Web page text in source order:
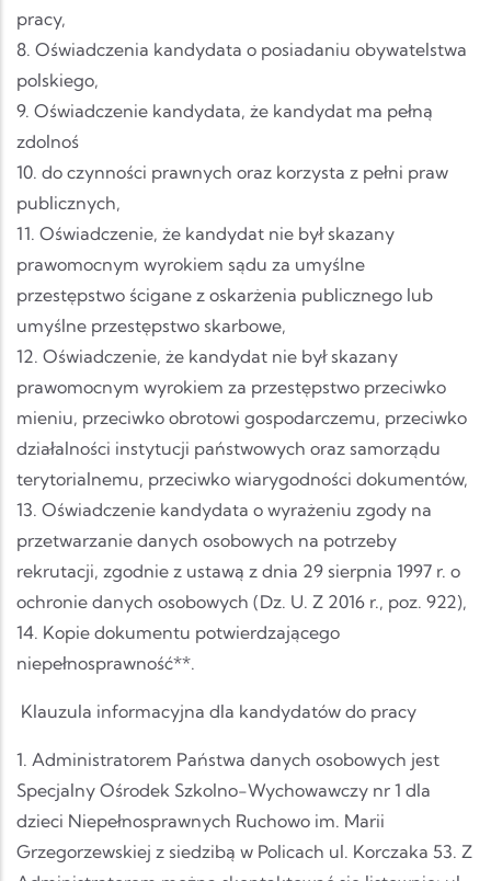
pracy,
8. Oświadczenia kandydata o posiadaniu obywatelstwa
polskiego,
9. Oświadczenie kandydata, że kandydat ma pełną
zdolnoś
10. do czynności prawnych oraz korzysta z pełni praw
publicznych,
11. Oświadczenie, że kandydat nie był skazany
prawomocnym wyrokiem sądu za umyślne
przestępstwo ścigane z oskarżenia publicznego lub
umyślne przestępstwo skarbowe,
12. Oświadczenie, że kandydat nie był skazany
prawomocnym wyrokiem za przestępstwo przeciwko
mieniu, przeciwko obrotowi gospodarczemu, przeciwko
działalności instytucji państwowych oraz samorządu
terytorialnemu, przeciwko wiarygodności dokumentów,
13. Oświadczenie kandydata o wyrażeniu zgody na
przetwarzanie danych osobowych na potrzeby
rekrutacji, zgodnie z ustawą z dnia 29 sierpnia 1997 r. o
ochronie danych osobowych (Dz. U. Z 2016 r., poz. 922),
14. Kopie dokumentu potwierdzającego
niepełnosprawność**.
Klauzula informacyjna dla kandydatów do pracy
1. Administratorem Państwa danych osobowych jest
Specjalny Ośrodek Szkolno-Wychowawczy nr 1 dla
dzieci Niepełnosprawnych Ruchowo im. Marii
Grzegorzewskiej z siedzibą w Policach ul. Korczaka 53. Z